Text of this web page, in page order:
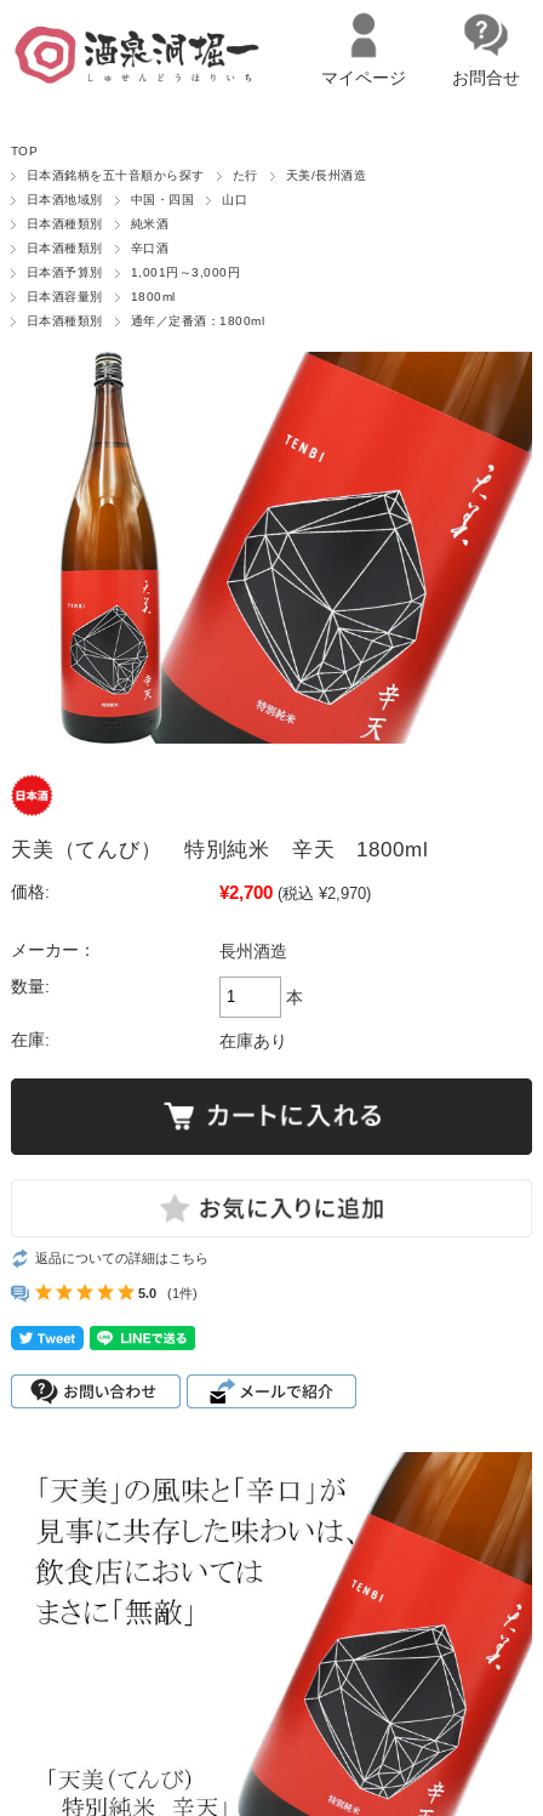
マイページへログイン
マイページ お問合せ
TOP
日本酒銘柄を五十音順から探す
た行
天美/長州酒造
日本酒地域別
中国・四国
山口
日本酒種類別
純米酒
日本酒種類別
辛口酒
日本酒予算別
1,001円～3,000円
日本酒容量別
1800ml
日本酒種類別
通年／定番酒：1800ml
天美（てんび） 特別純米 辛天 1800ml
価格: ¥2,700 (税込 ¥2,970)
メーカー：
長州酒造
数量:
本
在庫: 在庫あり
返品についての詳細はこちら
5.0 (1件)